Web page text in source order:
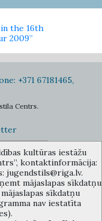
the 16th
2009”
+371 67181465,
Centrs.
(phone: 67026859,
of a contact point in
protection and
kultūras iestāžu
kontaktinformācija:
jugendstils@riga.lv.
mājaslapas sīkdatņu
sīkdatņu
nav iestatīta